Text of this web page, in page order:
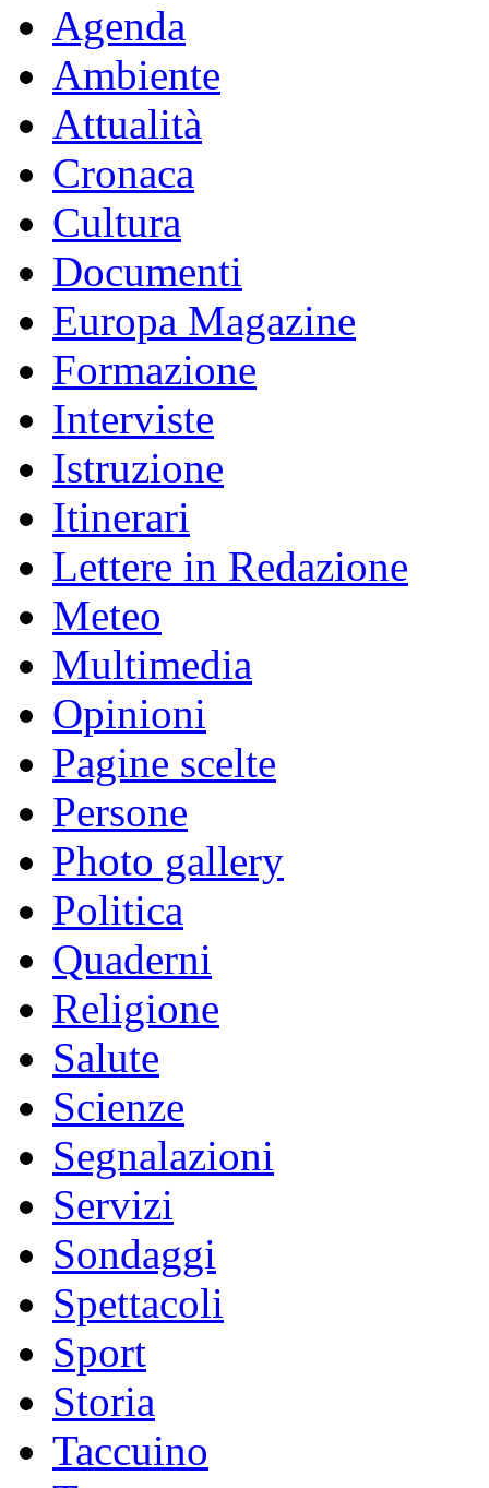
Agenda
Ambiente
Attualità
Cronaca
Cultura
Documenti
Europa Magazine
Formazione
Interviste
Istruzione
Itinerari
Lettere in Redazione
Meteo
Multimedia
Opinioni
Pagine scelte
Persone
Photo gallery
Politica
Quaderni
Religione
Salute
Scienze
Segnalazioni
Servizi
Sondaggi
Spettacoli
Sport
Storia
Taccuino